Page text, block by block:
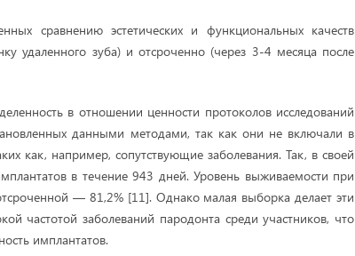
сравнению эстетических и функциональных качеств
удаленного зуба) и отсроченно (через 3-4 месяца после
в отношении ценности протоколов исследований
данными методами, так как они не включали в
как, например, сопутствующие заболевания. Так, в своей
в течение 943 дней. Уровень выживаемости при
— 81,2% [11]. Однако малая выборка делает эти
частотой заболеваний пародонта среди участников, что
имплантатов.